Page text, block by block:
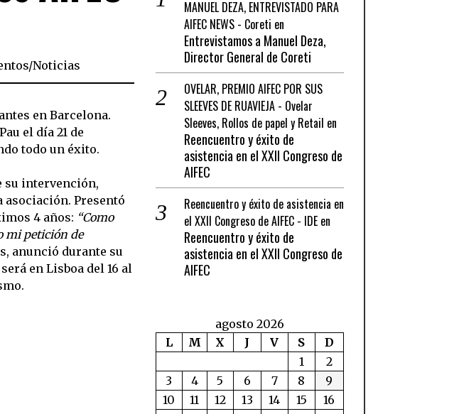
/Noticias
en Barcelona.
el día 21 de
todo un éxito.
su intervención,
asociación. Presentó
4 años: “Como
mi petición de
anunció durante su
en Lisboa del 16 al
MANUEL DEZA, ENTREVISTADO PARA
AIFEC NEWS - Coreti en
Entrevistamos a Manuel Deza,
Director General de Coreti
OVELAR, PREMIO AIFEC POR SUS
SLEEVES DE RUAVIEJA - Ovelar
Sleeves, Rollos de papel y Retail en
Reencuentro y éxito de
asistencia en el XXII Congreso de
AIFEC
Reencuentro y éxito de asistencia en
el XXII Congreso de AIFEC - IDEen
Reencuentro y éxito de
asistencia en el XXII Congreso de
AIFEC
agosto 2026
L
M X J V S
D
1
2
3
4 5 6 7 8
9
10
11 12 13 14 15
16